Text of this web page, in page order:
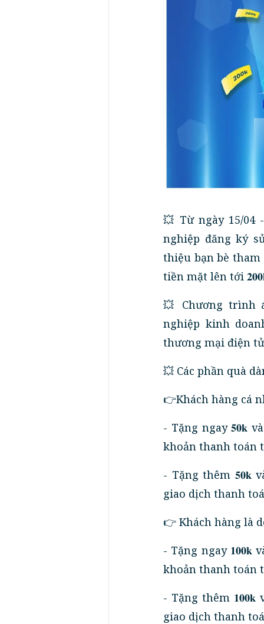
💥 Từ ngày 15/04
nghiệp đăng ký
thiệu bạn bè
tiền mặt lên tới
💥 Chương trình
nghiệp kinh
thương mại điện
💥 Các phần quà
👉Khách hàng cá
- Tặng ngay 𝟓𝟎𝐤
khoản thanh toán
- Tặng thêm 𝟓𝟎𝐤
giao dịch thanh
👉 Khách hàng là
- Tặng ngay 𝟏𝟎𝟎𝐤
khoản thanh toán
- Tặng thêm
giao dịch thanh